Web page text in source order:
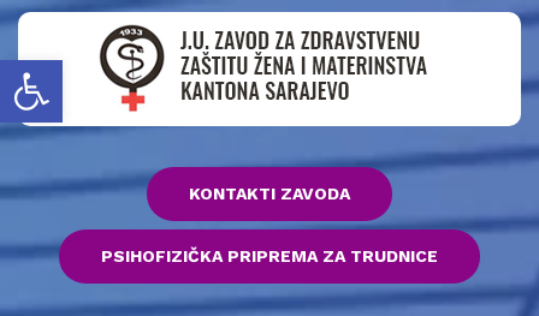
Open toolbar
KONTAKTI ZAVODA
PSIHOFIZIČKA PRIPREMA ZA TRUDNICE